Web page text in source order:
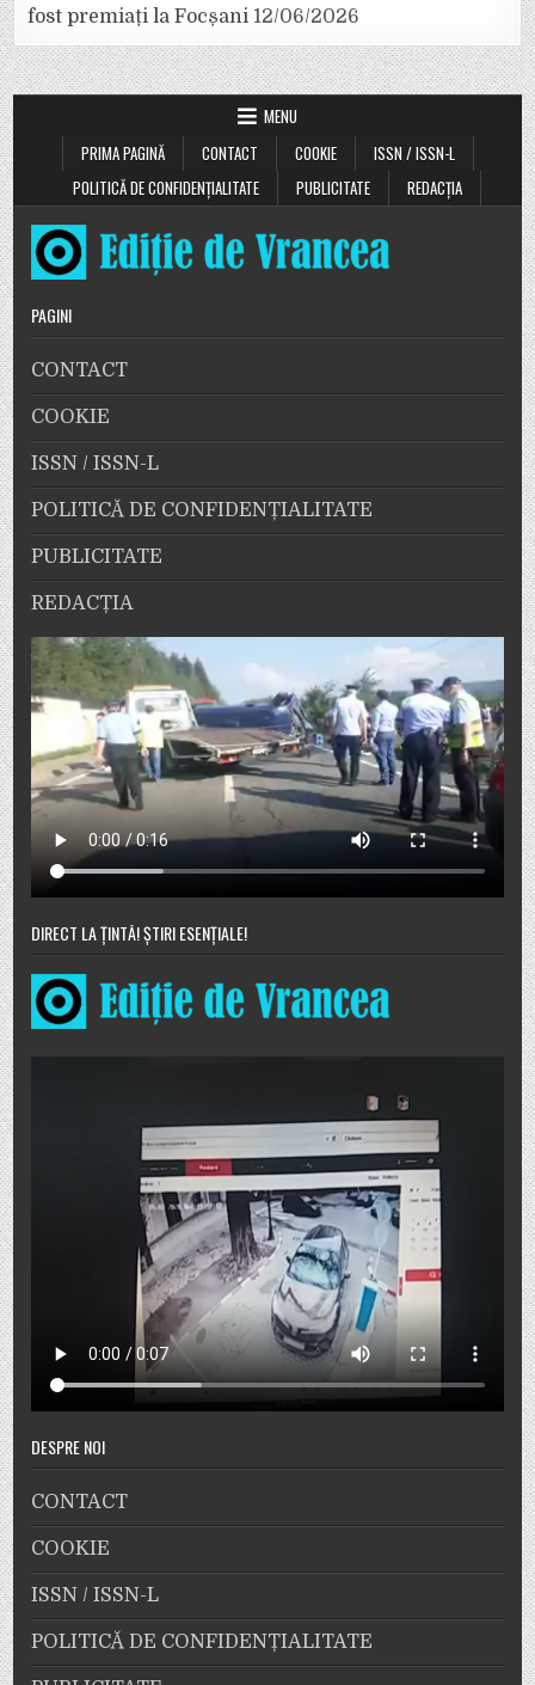
fost premiați la Focșani 12/06/2026
MENU
PRIMA PAGINĂ
CONTACT COOKIE
ISSN / ISSN-L
POLITICĂ DE CONFIDENȚIALITATE
PUBLICITATE REDACȚIA
PAGINI
CONTACT
COOKIE
ISSN / ISSN-L
POLITICĂ DE CONFIDENȚIALITATE
PUBLICITATE
REDACȚIA
DIRECT LA ȚINTĂ! ȘTIRI ESENȚIALE!
DESPRE NOI
CONTACT
COOKIE
ISSN / ISSN-L
POLITICĂ DE CONFIDENȚIALITATE